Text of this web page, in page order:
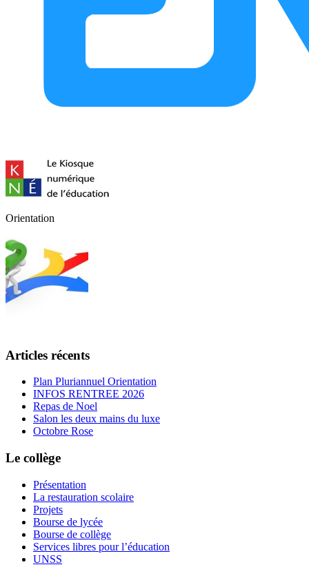
Orientation
Articles récents
Plan Pluriannuel Orientation
INFOS RENTREE 2026
Repas de Noel
Salon les deux mains du luxe
Octobre Rose
Le collège
Présentation
La restauration scolaire
Projets
Bourse de lycée
Bourse de collège
Services libres pour l’éducation
UNSS